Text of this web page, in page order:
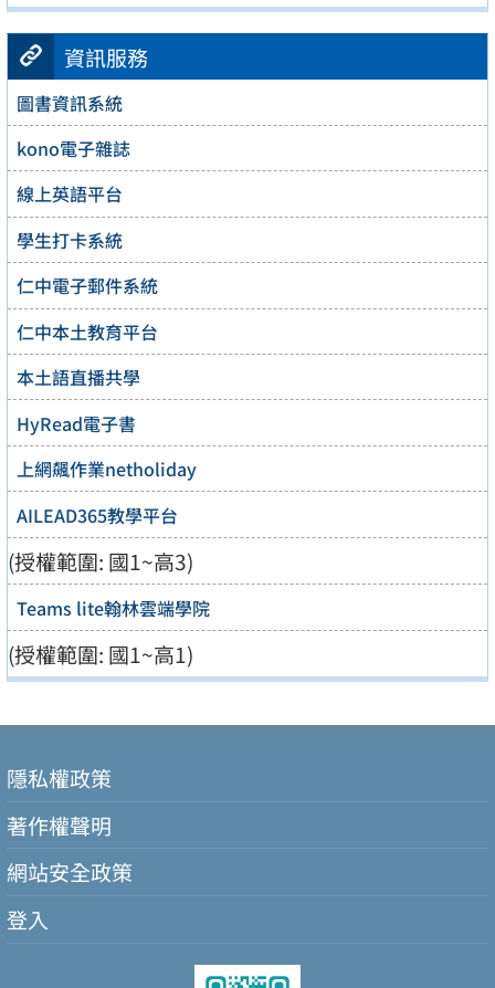
資訊服務
圖書資訊系統
kono電子雜誌
線上英語平台
學生打卡系統
仁中電子郵件系統
仁中本土教育平台
本土語直播共學
HyRead電子書
上網飆作業netholiday
AILEAD365教學平台
(授權範圍: 國1~高3)
Teams lite翰林雲端學院
(授權範圍: 國1~高1)
隱私權政策
著作權聲明
網站安全政策
登入